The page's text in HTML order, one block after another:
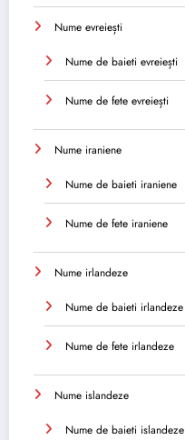
Nume evreiești
Nume de baieti evreiești
Nume de fete evreiești
Nume iraniene
Nume de baieti iraniene
Nume de fete iraniene
Nume irlandeze
Nume de baieti irlandeze
Nume de fete irlandeze
Nume islandeze
Nume de baieti islandeze